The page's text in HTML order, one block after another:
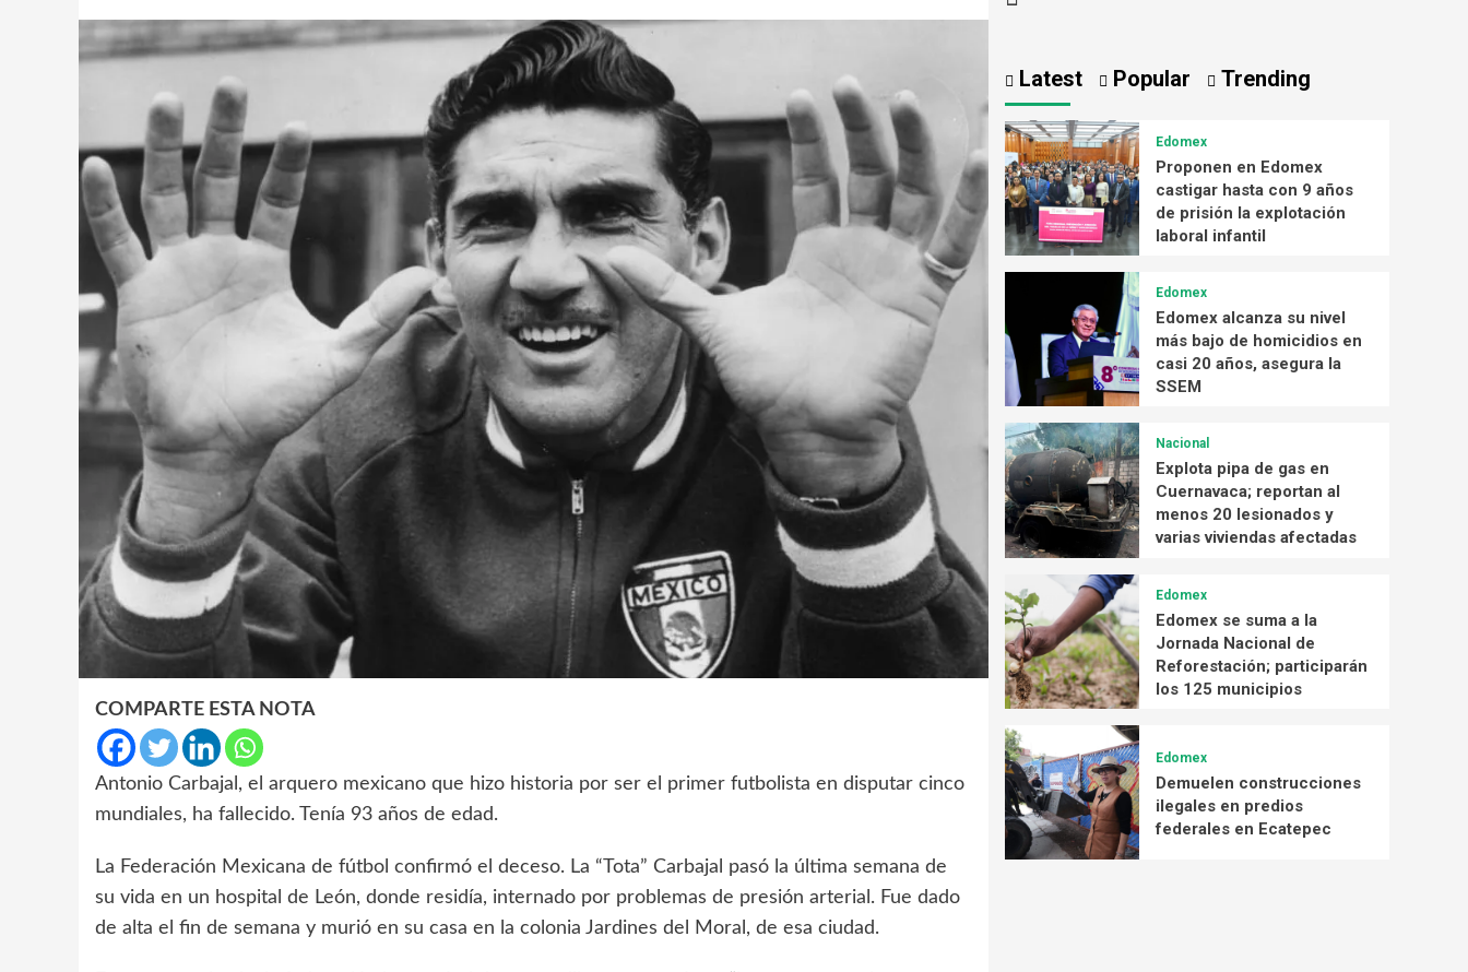
COMPARTE ESTA NOTA
Antonio Carbajal, el arquero mexicano que hizo historia por ser el primer futbolista en disputar cinco
mundiales, ha fallecido. Tenía 93 años de edad.
La Federación Mexicana de fútbol confirmó el deceso. La “Tota” Carbajal pasó la última semana de
su vida en un hospital de León, donde residía, internado por problemas de presión arterial. Fue dado
de alta el fin de semana y murió en su casa en la colonia Jardines del Moral, de esa ciudad.
Latest Popular Trending
Edomex
Proponen en Edomex
castigar hasta con 9 años
de prisión la explotación
laboral infantil
Edomex
Edomex alcanza su nivel
más bajo de homicidios en
casi 20 años, asegura la
SSEM
Nacional
Explota pipa de gas en
Cuernavaca; reportan al
menos 20 lesionados y
varias viviendas afectadas
Edomex
Edomex se suma a la
Jornada Nacional de
Reforestación; participarán
los 125 municipios
Edomex
Demuelen construcciones
ilegales en predios
federales en Ecatepec